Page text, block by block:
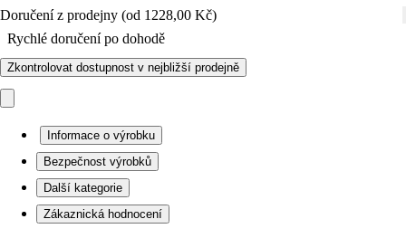
Doručení z prodejny (od 1228,00 Kč)
Rychlé doručení po dohodě
Zkontrolovat dostupnost v nejbližší prodejně
Informace o výrobku
Bezpečnost výrobků
Další kategorie
Zákaznická hodnocení